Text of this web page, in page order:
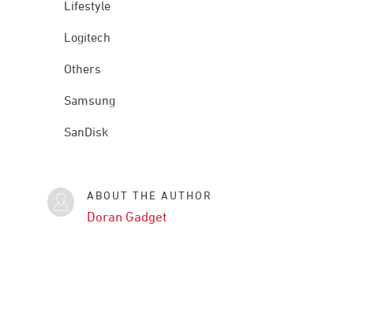
Lifestyle
Logitech
Others
Samsung
SanDisk
ABOUT THE AUTHOR
Doran Gadget